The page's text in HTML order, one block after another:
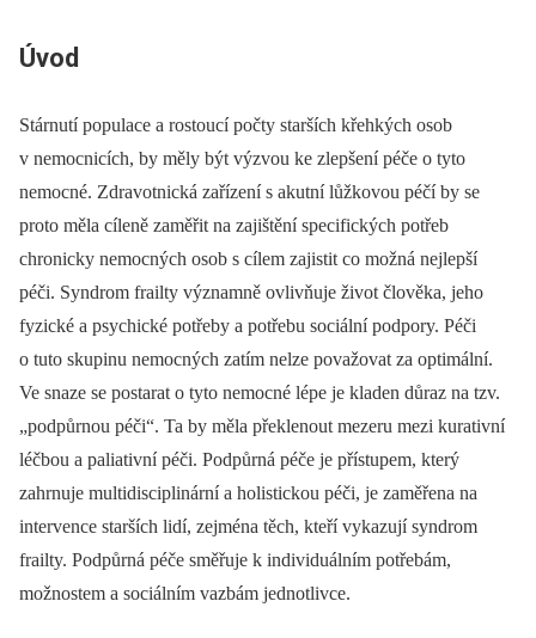
Úvod
Stárnutí populace a rostoucí počty starších křehkých osob
v nemocnicích, by měly být výzvou ke zlepšení péče o tyto
nemocné. Zdravotnická zařízení s akutní lůžkovou péčí by se
proto měla cíleně zaměřit na zajištění specifických potřeb
chronicky nemocných osob s cílem zajistit co možná nejlepší
péči. Syndrom frailty významně ovlivňuje život člověka, jeho
fyzické a psychické potřeby a potřebu sociální podpory. Péči
o tuto skupinu nemocných zatím nelze považovat za optimální.
Ve snaze se postarat o tyto nemocné lépe je kladen důraz na tzv.
„podpůrnou péči“. Ta by měla překlenout mezeru mezi kurativní
léčbou a paliativní péči. Podpůrná péče je přístupem, který
zahrnuje multidisciplinární a holistickou péči, je zaměřena na
intervence starších lidí, zejména těch, kteří vykazují syndrom
frailty. Podpůrná péče směřuje k individuálním potřebám,
možnostem a sociálním vazbám jednotlivce.